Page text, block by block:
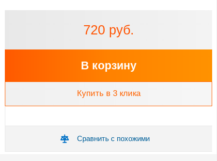
720 руб.
В корзину
Купить в 3 клика
Сравнить с похожими